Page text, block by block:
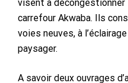
visent à décongestionner
carrefour Akwaba. Ils
voies neuves, à
paysager.
A savoir deux ouvrages